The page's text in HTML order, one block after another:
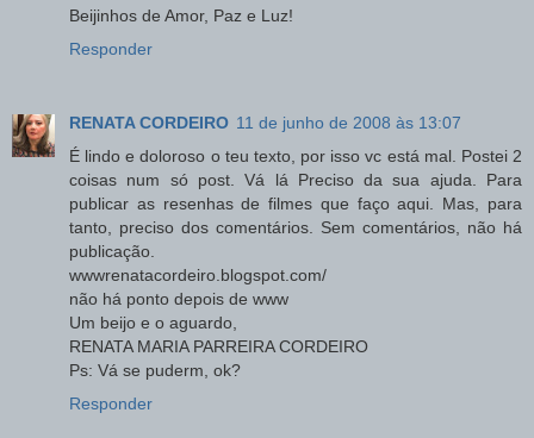
Beijinhos de Amor, Paz e Luz!
Responder
RENATA CORDEIRO 11 de junho de 2008 às 13:07
É lindo e doloroso o teu texto, por isso vc está mal. Postei 2
coisas num só post. Vá lá Preciso da sua ajuda. Para
publicar as resenhas de filmes que faço aqui. Mas, para
tanto, preciso dos comentários. Sem comentários, não há
publicação.
wwwrenatacordeiro.blogspot.com/
não há ponto depois de www
Um beijo e o aguardo,
RENATA MARIA PARREIRA CORDEIRO
Ps: Vá se puderm, ok?
Responder